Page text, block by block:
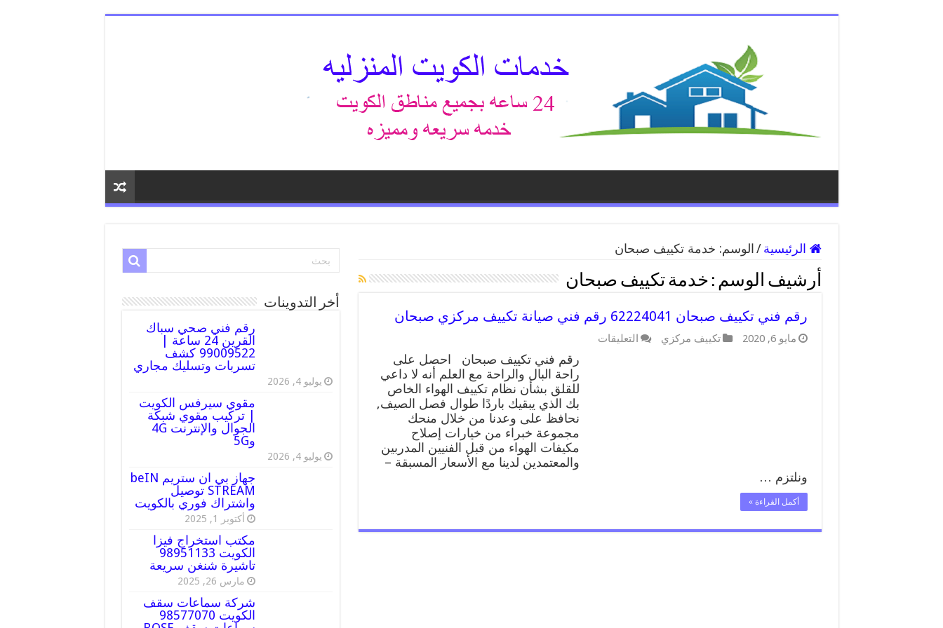
الرئيسية / الوسم: خدمة تكييف صبحان
أرشيف الوسم : خدمة تكييف صبحان
رقم فني تكييف صبحان 62224041 رقم فني صيانة تكييف مركزي صبحان
مايو 6, 2020 تكييف مركزي التعليقات
تكييف
صبحان
62224041
صيانة
تكييف
مركزي
رقم فني تكييف صبحان احصل على
راحة البال والراحة مع العلم أنه لا داعي
للقلق بشأن نظام تكييف الهواء الخاص
بك الذي يبقيك باردًا طوال فصل الصيف,
نحافظ على وعدنا من خلال منحك
مجموعة خبراء من خيارات إصلاح
مكيفات الهواء من قبل الفنيين المدربين
والمعتمدين لدينا مع الأسعار المسبقة –
ونلتزم …
أكمل القراءة »
أخر التدوينات
رقم فني صحي سباك
القرين 24 ساعة |
99009522 كشف
تسربات وتسليك مجاري
يوليو 4, 2026
مقوي سيرفس الكويت
| تركيب مقوي شبكة
الجوال والإنترنت 4G
و5G
يوليو 4, 2026
جهاز بي ان ستريم beIN
STREAM توصيل
واشتراك فوري بالكويت
أكتوبر 1, 2025
مكتب استخراج فيزا
الكويت 98951133
تاشيرة شنغن سريعة
مارس 26, 2025
شركة سماعات سقف
الكويت 98577070